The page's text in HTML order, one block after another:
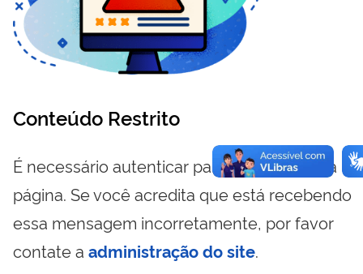
Conteúdo Restrito
É necessário autenticar para visualizar essa
página. Se você acredita que está recebendo
essa mensagem incorretamente, por favor
contate a administração do site.